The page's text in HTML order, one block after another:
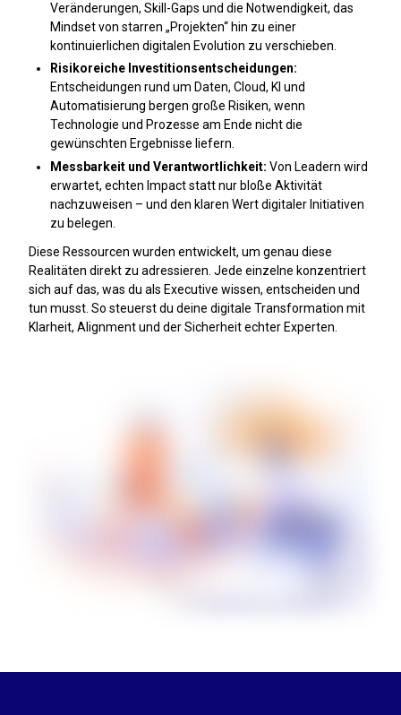
Veränderungen, Skill-Gaps und die Notwendigkeit, das
Mindset von starren „Projekten“ hin zu einer
kontinuierlichen digitalen Evolution zu verschieben.
Risikoreiche Investitionsentscheidungen:
Entscheidungen rund um Daten, Cloud, KI und
Automatisierung bergen große Risiken, wenn
Technologie und Prozesse am Ende nicht die
gewünschten Ergebnisse liefern.
Messbarkeit und Verantwortlichkeit: Von Leadern wird
erwartet, echten Impact statt nur bloße Aktivität
nachzuweisen – und den klaren Wert digitaler Initiativen
zu belegen.
Diese Ressourcen wurden entwickelt, um genau diese
Realitäten direkt zu adressieren. Jede einzelne konzentriert
sich auf das, was du als Executive wissen, entscheiden und
tun musst. So steuerst du deine digitale Transformation mit
Klarheit, Alignment und der Sicherheit echter Experten.